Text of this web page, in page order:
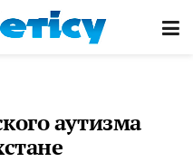
аутизма